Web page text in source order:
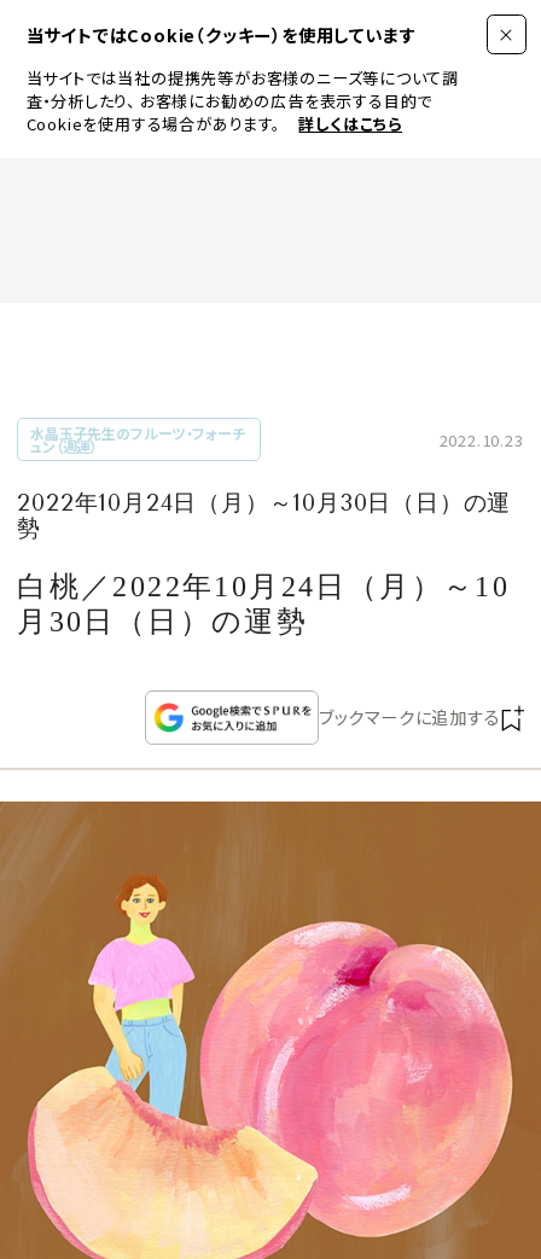
当サイトではCookie（クッキー）を使用しています
当サイトでは当社の提携先等がお客様のニーズ等について調
査・分析したり、 お客様にお勧めの広告を表示する目的で
Cookieを使用する場合があります。
詳しくはこちら
JEWELRY & WATCH
CELEBRITY
COLLECTION
WEDDING
FORTUNE
MAGAZINE
会員登録
Log in or Sign up
SPUR読者のためのメンバーシッププログラム
水晶玉子先生のフルーツ・フォーチ
ュン（週運） 2022.10.23
2022年10月24日（月）～10月30日（日）の運
勢
白桃／2022年10月24日（月）～10
月30日（日）の運勢
ブックマークに追加する